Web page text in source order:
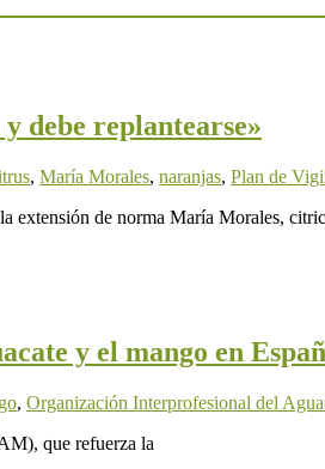
debe replantearse»
, María Morales, naranjas, Plan de
extensión de norma María Morales,
y el mango en
, Organización Interprofesional del
que refuerza la